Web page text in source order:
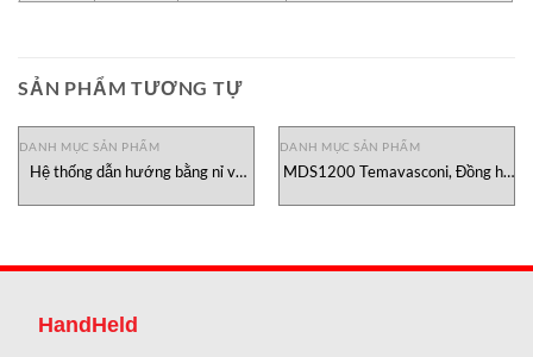
SẢN PHẨM TƯƠNG TỰ
DANH MỤC SẢN PHẨM
Hệ thống dẫn hướng bằng nỉ và
DANH MỤC SẢN PHẨM
MDS1200 Temavasconi, Đồng hồ
Temavasconi Việt Nam
HandHeld